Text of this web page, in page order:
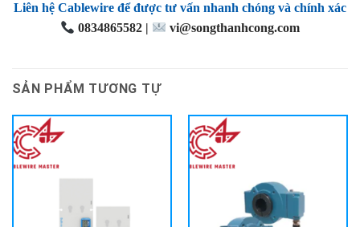
Liên hệ Cablewire để được tư vấn nhanh chóng và chính xác
0834865582 |
vi@songthanhcong.com
SẢN PHẨM TƯƠNG TỰ